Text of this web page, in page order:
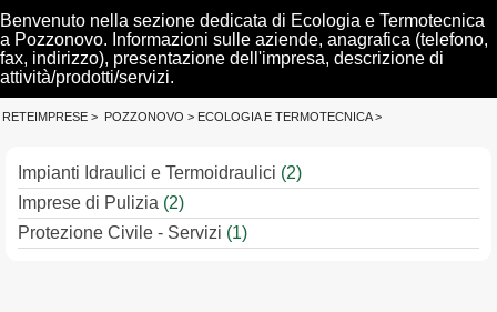
Benvenuto nella sezione dedicata di Ecologia e Termotecnica
a Pozzonovo. Informazioni sulle aziende, anagrafica (telefono,
fax, indirizzo), presentazione dell'impresa, descrizione di
attività/prodotti/servizi.
RETEIMPRESE > POZZONOVO > ECOLOGIA E TERMOTECNICA>
Impianti Idraulici e Termoidraulici (2)
Imprese di Pulizia (2)
Protezione Civile - Servizi (1)